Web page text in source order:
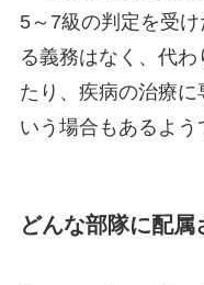
5～7級の判定を受
る義務はなく、代
たり、疾病の治療に
いう場合もあるよう
どんな部隊に配属